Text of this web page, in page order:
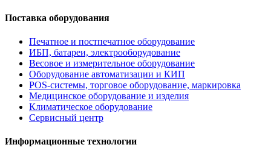
Поставка оборудования
Печатное и постпечатное оборудование
ИБП, батареи, электрооборудование
Весовое и измерительное оборудование
Оборудование автоматизации и КИП
POS-системы, торговое оборудование, маркировка
Медицинское оборудование и изделия
Климатическое оборудование
Сервисный центр
Информационные технологии